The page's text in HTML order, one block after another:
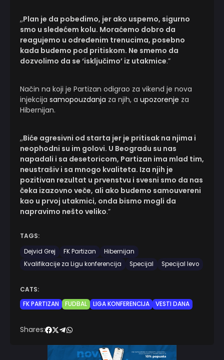
,,Plan je da pobedimo, jer ako uspemo, sigurno
smo u sledećem kolu. Moraćemo dobro da
reagujemo u određenim trenucima, posebno
kada budemo pod pritiskom. Ne smemo da
dozvolimo da se ‘isključimo’ iz utakmice.”
Način na koji je Partizan odigrao za vikend je nova
injekcija samopouzdanja za njih, a upozorenje za
Hibernijan.
,,Biće agresivni od starta jer je pritisak na njima i
neophodni su im golovi. U Beogradu su nas
napadali i sa desetoricom, Partizan ima mlad tim,
neustrašiv i sa mnogo kvaliteta. Iza njih je
pozitivan rezultat u prvenstvu i svesni smo da nas
čeka izazovno veče, ali ako budemo samouvereni
kao u prvoj utakmici, onda bismo mogli da
napravimo nešto veliko.”
TAGS:
Dejvid Grej
FK Partizan
Hibernijan
Kvalifikacije za Ligu konferencija
Specijal Specijal levo
CATS:
FK PARTIZAN
FUDBAL LIGA KONFERENCIJA VESTI DANA
Shares: